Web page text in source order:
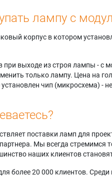
лампу с
корпус в котором
при выходе из строя лампы - с
только лампу. Цена на
установлен чип (микросхема) -
поставки ламп для
Мы всегда стремимся
наших клиентов
более 20 000 клиентов. Среди